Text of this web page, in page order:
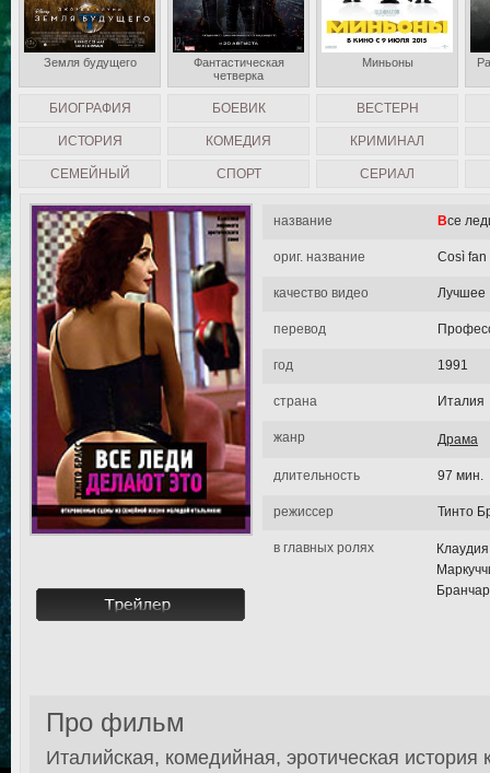
название Все
ориг. название Così fan
качество видео Лучшее
перевод
год 1991
страна Италия
жанр Драма
длительность 97 мин.
режиссер Тинто
в главных ролях
Про фильм
Италийская, комедийная, эротическая
БИОГРАФИЯ БОЕВИК ВЕСТЕРН
ИСТОРИЯ КОМЕДИЯ КРИМИНАЛ
СЕМЕЙНЫЙ СПОРТ СЕРИАЛ
Земля будущего
Фантастическая
четверка
Миньоны